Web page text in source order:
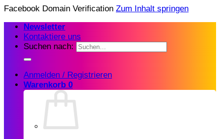
Facebook Domain Verification Zum Inhalt springen
Newsletter
Kontaktiere uns
Suchen nach:
Anmelden / Registrieren
Warenkorb 0